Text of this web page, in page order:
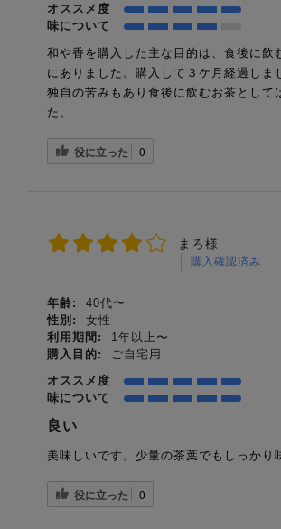
オススメ度
味について
和や香を購入した主な目的は、食後に飲
にありました。購入して３ケ月経過しま
独自の苦みもあり食後に飲むお茶として
た。
役に立った 0
まろ様
購入確認済み
年齢:
40代〜
性別:
女性
利用期間:
1年以上〜
購入目的:
ご自宅用
オススメ度
味について
良い
美味しいです。少量の茶葉でもしっかり
役に立った 0